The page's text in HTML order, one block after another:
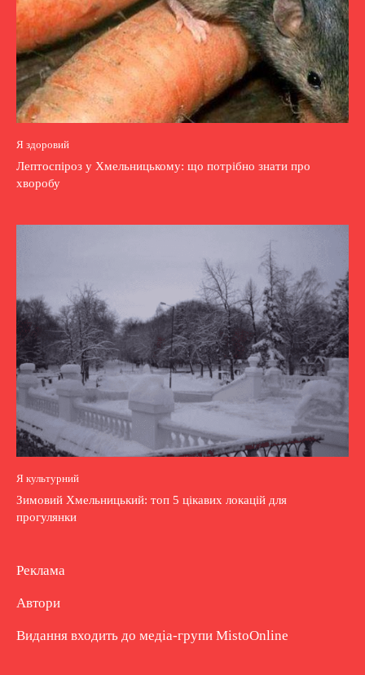
Я здоровий
Лептоспіроз у Хмельницькому: що потрібно знати про
хворобу
Я культурний
Зимовий Хмельницький: топ 5 цікавих локацій для
прогулянки
Реклама
Автори
Видання входить до медіа-групи MistoOnline